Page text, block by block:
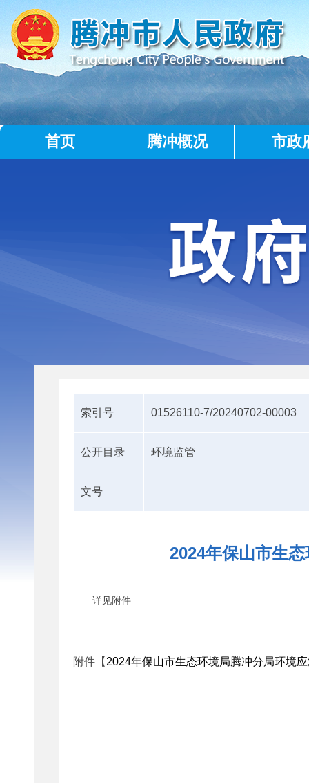
首页 腾冲概况 市政
索引号 01526110-7/20240702-00003
公开目录 环境监管
文号
2024年保山市生
详见附件
附件【 2024年保山市生态环境局腾冲分局环境